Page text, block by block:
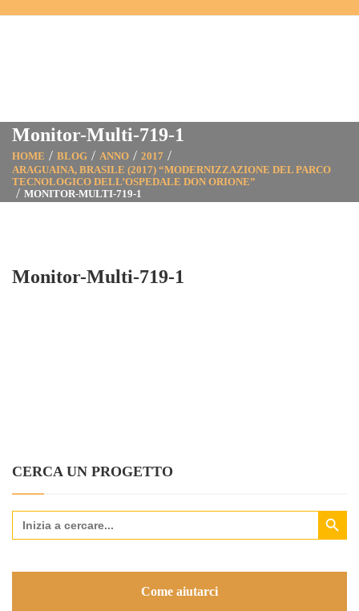
Monitor-Multi-719-1
HOME BLOG ANNO
2017
ARAGUAINA, BRASILE (2017) “MODERNIZZAZIONE DEL PARCO
TECNOLOGICO DELL’OSPEDALE DON ORIONE”
MONITOR-MULTI-719-1
Monitor-Multi-719-1
CERCA UN PROGETTO
Search
for:
Search Button
Come aiutarci